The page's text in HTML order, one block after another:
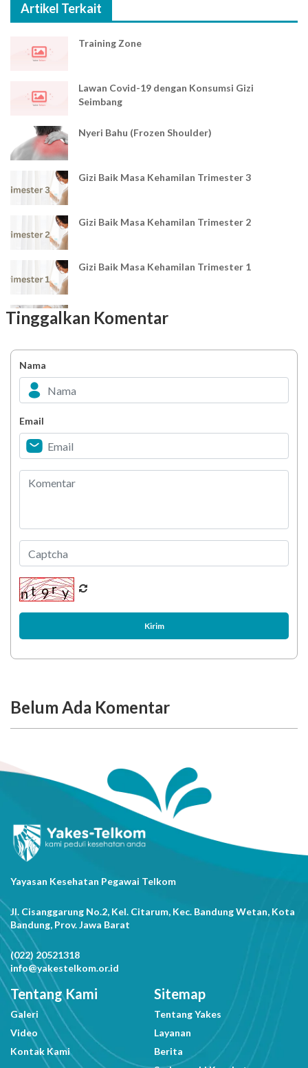
Artikel Terkait
Training Zone
Lawan Covid-19 dengan Konsumsi Gizi
Seimbang
Nyeri Bahu (Frozen Shoulder)
Gizi Baik Masa Kehamilan Trimester 3
Gizi Baik Masa Kehamilan Trimester 2
Gizi Baik Masa Kehamilan Trimester 1
Pola dan Zat Gizi pada Tuberkulosis
Tinggalkan Komentar
Nama
Email
Kirim
Belum Ada Komentar
Yayasan Kesehatan Pegawai Telkom
Jl. Cisanggarung No.2, Kel. Citarum, Kec. Bandung Wetan, Kota
Bandung, Prov. Jawa Barat
(022) 20521318
info@yakestelkom.or.id
Tentang Kami
Galeri
Video
Kontak Kami
Sitemap
Tentang Yakes
Layanan
Berita